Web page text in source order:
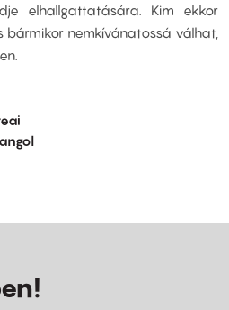
elhallgattatására. Kim ekkor
bármikor nemkívánatossá válhat,
angol